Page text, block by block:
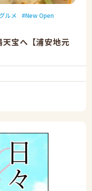
ルメ
New Open
宝へ【浦安地元